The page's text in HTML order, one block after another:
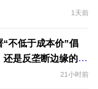
1天前
不低于成本价”倡
还是反垄断边缘的试
21小时前